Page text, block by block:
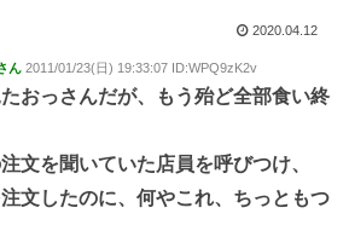
2020.04.12
ん 2011/01/23(日) 19:33:07 ID:WPQ9zK2v
おっさんだが、もう殆ど全部食い終
文を聞いていた店員を呼びつけ、
注文したのに、何やこれ、ちっともつ